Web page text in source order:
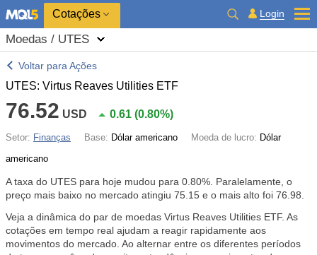
Cotações Login
Moedas / UTES
Voltar para Ações
UTES: Virtus Reaves Utilities ETF
76.52 USD 0.61 (0.80%)
Setor: Finanças Base: Dólar americano Moeda de lucro: Dólar
americano
A taxa do UTES para hoje mudou para 0.80% . Paralelamente, o
preço mais baixo no mercado atingiu 75.15 e o mais alto foi 76.98.
Veja a dinâmica do par de moedas Virtus Reaves Utilities ETF. As
cotações em tempo real ajudam a reagir rapidamente aos
movimentos do mercado. Ao alternar entre os diferentes períodos